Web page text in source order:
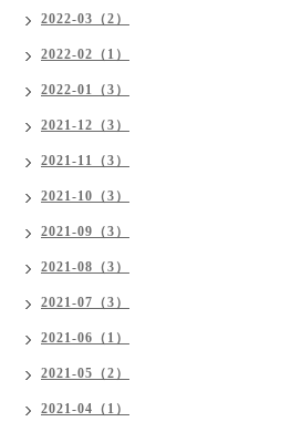
2022-03（2）
2022-02（1）
2022-01（3）
2021-12（3）
2021-11（3）
2021-10（3）
2021-09（3）
2021-08（3）
2021-07（3）
2021-06（1）
2021-05（2）
2021-04（1）